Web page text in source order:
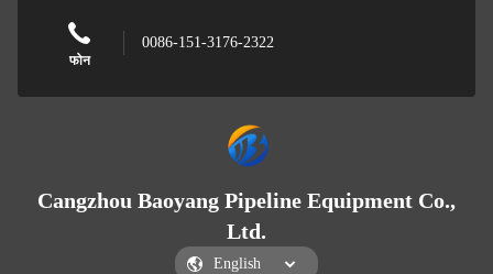
फोन
0086-151-3176-2322
Cangzhou Baoyang Pipeline Equipment Co.,
Ltd.